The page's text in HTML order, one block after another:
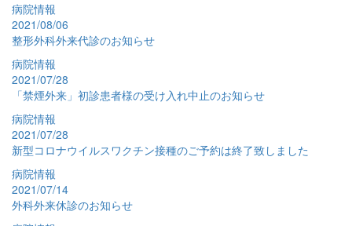
病院情報
2021/08/06
整形外科外来代診のお知らせ
病院情報
2021/07/28
「禁煙外来」初診患者様の受け入れ中止のお知らせ
病院情報
2021/07/28
新型コロナウイルスワクチン接種のご予約は終了致しました
病院情報
2021/07/14
外科外来休診のお知らせ